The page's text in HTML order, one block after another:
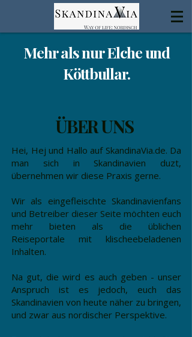
Mehr als nur Elche und
Köttbullar.
​ÜBER UNS
Hei, Hej und Hallo auf SkandinaVia.de. Da
man sich in Skandinavien duzt,
übernehmen wir diese Praxis gerne.
Wir als eingefleischte Skandinavienfans
und Betreiber dieser Seite möchten euch
mehr bieten als die üblichen
Reiseportale mit klischeebeladenen
Inhalten.
Na gut, die wird es auch geben - unser
Anspruch ist es jedoch, euch das
Skandinavien von heute näher zu bringen,
und zwar aus nordischer Perspektive.